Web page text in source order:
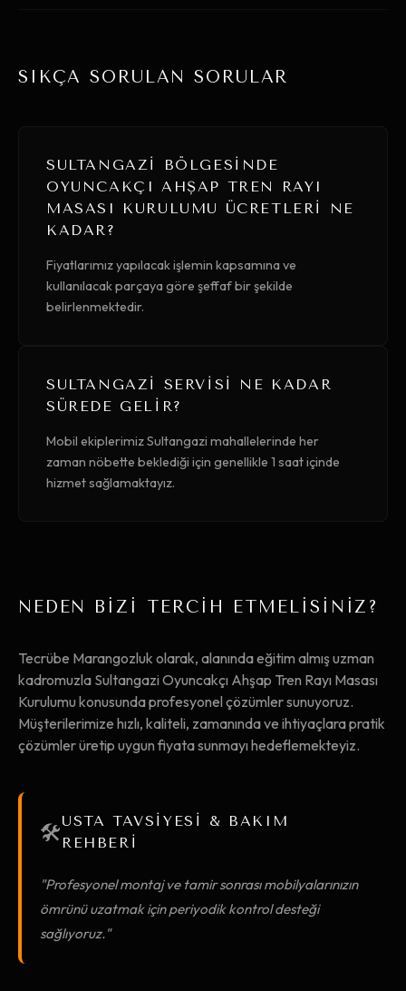
SIKÇA SORULAN SORULAR
SULTANGAZI BÖLGESINDE
OYUNCAKÇI AHŞAP TREN RAYI
MASASI KURULUMU ÜCRETLERI NE
KADAR?
Fiyatlarımız yapılacak işlemin kapsamına ve
kullanılacak parçaya göre şeffaf bir şekilde
belirlenmektedir.
SULTANGAZI SERVISI NE KADAR
SÜREDE GELIR?
Mobil ekiplerimiz Sultangazi mahallelerinde her
zaman nöbette beklediği için genellikle 1 saat içinde
hizmet sağlamaktayız.
NEDEN BİZİ TERCİH ETMELİSİNİZ?
Tecrübe Marangozluk olarak, alanında eğitim almış uzman
kadromuzla Sultangazi Oyuncakçı Ahşap Tren Rayı Masası
Kurulumu konusunda profesyonel çözümler sunuyoruz.
Müşterilerimize hızlı, kaliteli, zamanında ve ihtiyaçlara pratik
çözümler üretip uygun fiyata sunmayı hedeflemekteyiz.
🛠️USTA TAVSİYESİ & BAKIM
REHBERİ
"Profesyonel montaj ve tamir sonrası mobilyalarınızın
ömrünü uzatmak için periyodik kontrol desteği
sağlıyoruz."